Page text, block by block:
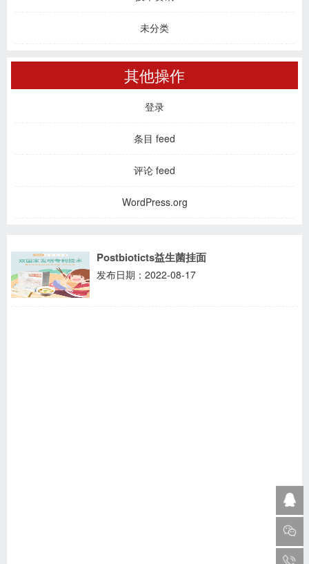
未分类
其他操作
登录
条目 feed
评论 feed
WordPress.org
Postbioticts益生菌挂面
发布日期：2022-08-17